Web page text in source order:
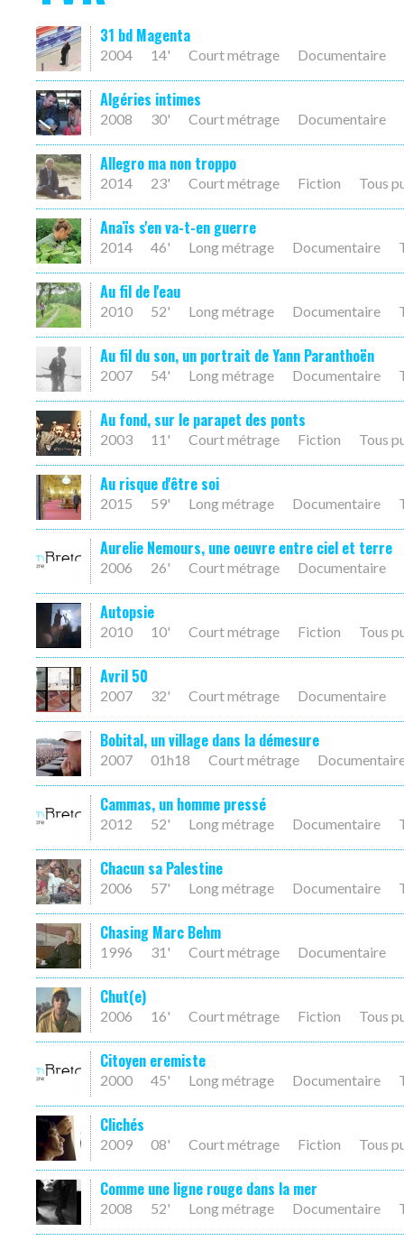
31 bd Magenta
2004 14' Court métrage Documentaire
Algéries intimes
2008 30' Court métrage Documentaire
Allegro ma non troppo
2014 23' Court métrage Fiction Tous
Anaïs s'en va-t-en guerre
2014 46' Long métrage Documentaire
Au fil de l'eau
2010 52' Long métrage Documentaire
Au fil du son, un portrait de Yann Paranthoën
2007 54' Long métrage Documentaire
Au fond, sur le parapet des ponts
2003 11' Court métrage Fiction Tous
Au risque d'être soi
2015 59' Long métrage Documentaire
Aurelie Nemours, une oeuvre entre ciel et terre
2006 26' Court métrage Documentaire
Autopsie
2010 10' Court métrage Fiction Tous
Avril 50
2007 32' Court métrage Documentaire
Bobital, un village dans la démesure
2007 01h18 Court métrage
Cammas, un homme pressé
2012 52' Long métrage Documentaire
Chacun sa Palestine
2006 57' Long métrage Documentaire
Chasing Marc Behm
1996 31' Court métrage Documentaire
Chut(e)
2006 16' Court métrage Fiction Tous
Citoyen eremiste
2000 45' Long métrage Documentaire
Clichés
2009 08' Court métrage Fiction Tous
Comme une ligne rouge dans la mer
2008 52' Long métrage Documentaire